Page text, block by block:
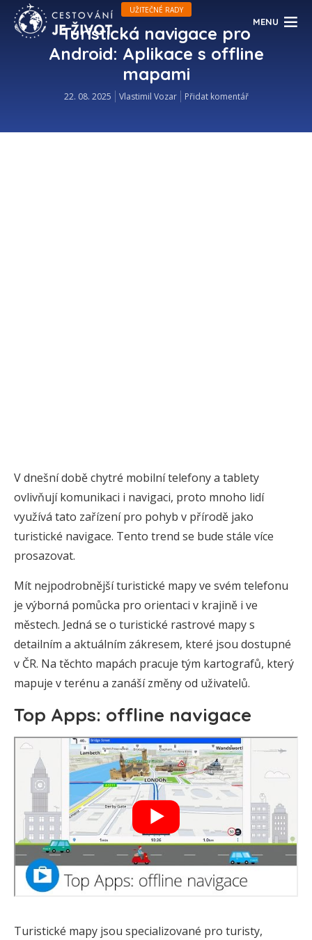
MENU
UŽITEČNÉ RADY
Turistická navigace pro
Android: Aplikace s offline
mapami
22. 08. 2025 Vlastimil Vozar Přidat komentář
V dnešní době chytré mobilní telefony a tablety
ovlivňují komunikaci i navigaci, proto mnoho lidí
využívá tato zařízení pro pohyb v přírodě jako
turistické navigace. Tento trend se bude stále více
prosazovat.
Mít nejpodrobnější turistické mapy ve svém telefonu
je výborná pomůcka pro orientaci v krajině i ve
městech. Jedná se o turistické rastrové mapy s
detailním a aktuálním zákresem, které jsou dostupné
v ČR. Na těchto mapách pracuje tým kartografů, který
mapuje v terénu a zanáší změny od uživatelů.
Top Apps: offline navigace
Turistické mapy jsou specializované pro turisty,